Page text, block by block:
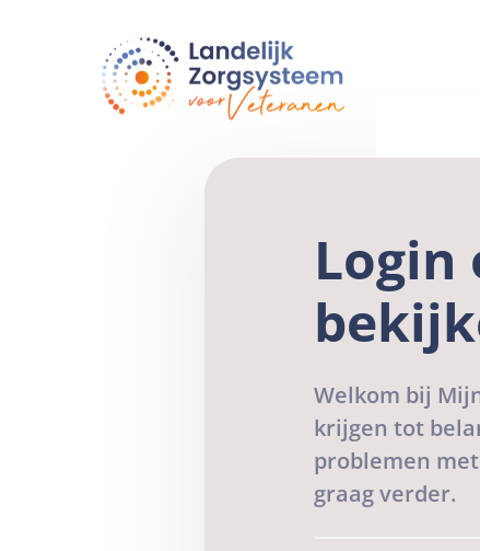
Landelijk
zorgsysteem
voor
veteranen
Login
Welkom bij
krijgen tot
problemen
graag verder.